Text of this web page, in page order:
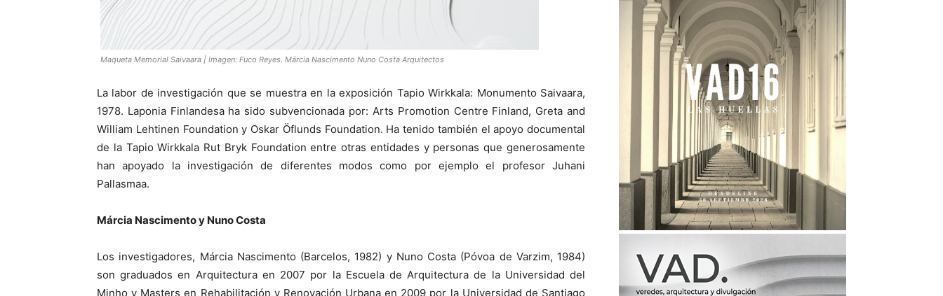
Maqueta Memorial Saivaara | Imagen: Fuco Reyes. Márcia Nascimento Nuno Costa Arquitectos
La labor de investigación que se muestra en la exposición Tapio Wirkkala: Monumento Saivaara,
1978. Laponia Finlandesa ha sido subvencionada por: Arts Promotion Centre Finland, Greta and
William Lehtinen Foundation y Oskar Öflunds Foundation. Ha tenido también el apoyo documental
de la Tapio Wirkkala Rut Bryk Foundation entre otras entidades y personas que generosamente
han apoyado la investigación de diferentes modos como por ejemplo el profesor Juhani
Pallasmaa.
Márcia Nascimento y Nuno Costa
Los investigadores, Márcia Nascimento (Barcelos, 1982) y Nuno Costa (Póvoa de Varzim, 1984)
son graduados en Arquitectura en 2007 por la Escuela de Arquitectura de la Universidad del
Minho y Masters en Rehabilitación y Renovación Urbana en 2009 por la Universidad de Santiago